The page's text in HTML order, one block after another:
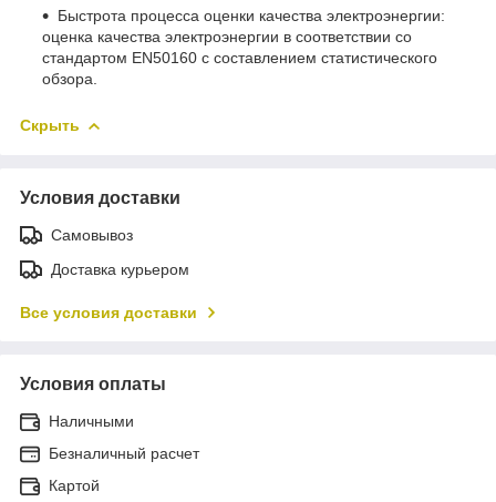
Быстрота процесса оценки качества электроэнергии:
оценка качества электроэнергии в соответствии со
стандартом EN50160 с составлением статистического
обзора.
Скрыть
Условия доставки
Самовывоз
Доставка курьером
Все условия доставки
Условия оплаты
Наличными
Безналичный расчет
Картой